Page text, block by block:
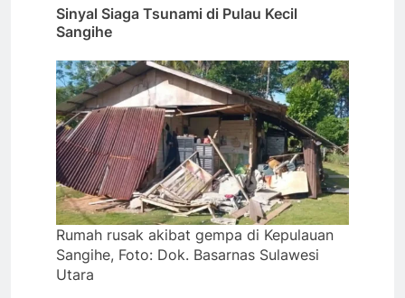
Sinyal Siaga Tsunami di Pulau Kecil
Sangihe
Rumah rusak akibat gempa di Kepulauan
Sangihe, Foto: Dok. Basarnas Sulawesi
Utara